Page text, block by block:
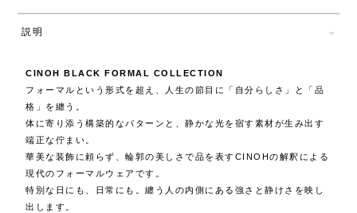
説明
CINOH BLACK FORMAL COLLECTION
フォーマルという形式を超え、人生の節目に「自分らしさ」と「品
格」を纏う。
体に寄り添う構築的なパターンと、静かな光を宿す素材が生み出す
端正な佇まい。
華美な装飾に頼らず、輪郭の美しさで品を表すCINOHの解釈による
現代のフォーマルウェアです。
特別な日にも、日常にも。纏う人の内側にある強さと静けさを映し
出します。